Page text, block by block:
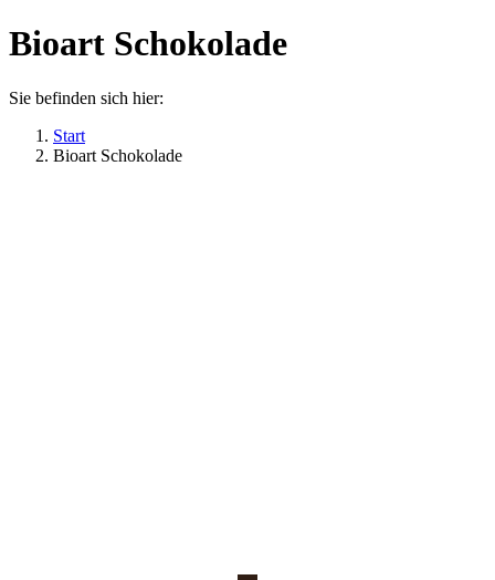
Bioart Schokolade
Sie befinden sich hier:
Start
Bioart Schokolade